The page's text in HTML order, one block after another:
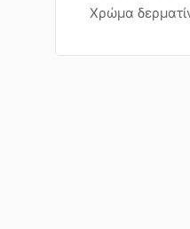
Χρώμα